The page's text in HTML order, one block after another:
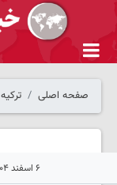
صفحه اصلی ترکیه
۶ اسفند ۱۴۰۴ - ۱۹:۵۹